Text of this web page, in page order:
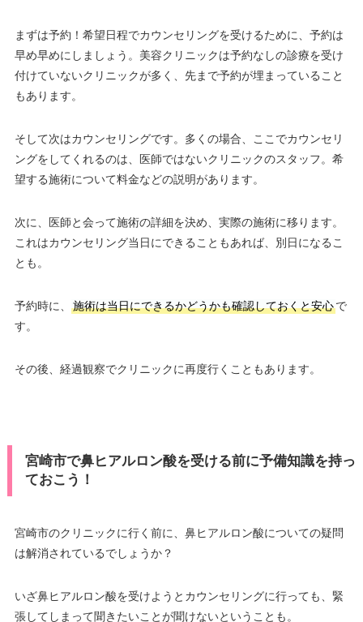
まずは予約！希望日程でカウンセリングを受けるために、予約は
早め早めにしましょう。美容クリニックは予約なしの診療を受け
付けていないクリニックが多く、先まで予約が埋まっていること
もあります。
そして次はカウンセリングです。多くの場合、ここでカウンセリ
ングをしてくれるのは、医師ではないクリニックのスタッフ。希
望する施術について料金などの説明があります。
次に、医師と会って施術の詳細を決め、実際の施術に移ります。
これはカウンセリング当日にできることもあれば、別日になるこ
とも。
予約時に、 施術は当日にできるかどうかも確認しておくと安心で
す。
その後、経過観察でクリニックに再度行くこともあります。
宮崎市で鼻ヒアルロン酸を受ける前に予備知識を持っ
ておこう！
宮崎市のクリニックに行く前に、鼻ヒアルロン酸についての疑問
は解消されているでしょうか？
いざ鼻ヒアルロン酸を受けようとカウンセリングに行っても、緊
張してしまって聞きたいことが聞けないということも。